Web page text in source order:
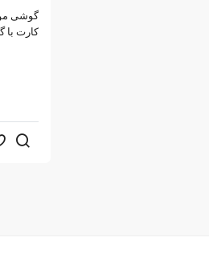
کارت با